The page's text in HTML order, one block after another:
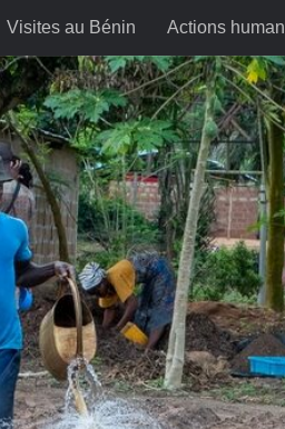
Visites au Bénin Actions